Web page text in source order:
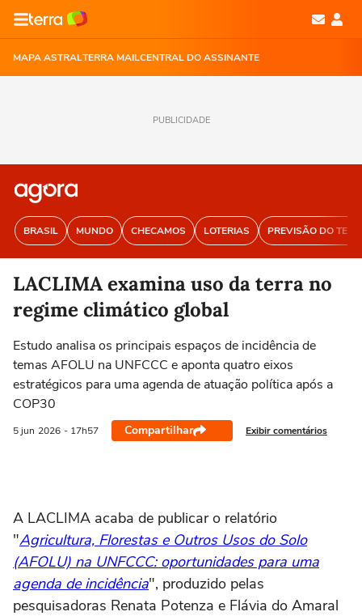
MAPA ASTRALTERRA MAILCENTRAL DO ASSINANTE
PUBLICIDADE
BRASIL MUNDO CHECAMOS LOTERIAS PREVISÃO DO
LACLIMA examina uso da terra no
regime climático global
Estudo analisa os principais espaços de incidência de
temas AFOLU na UNFCCC e aponta quatro eixos
estratégicos para uma agenda de atuação política após a
COP30
5 jun 2026 - 17h57 Compartilhar Exibir comentários
A LACLIMA acaba de publicar o relatório
"Agricultura, Florestas e Outros Usos do Solo
(AFOLU) na UNFCCC: oportunidades para uma
agenda de incidência", produzido pelas
pesquisadoras Renata Potenza e Flávia do Amaral